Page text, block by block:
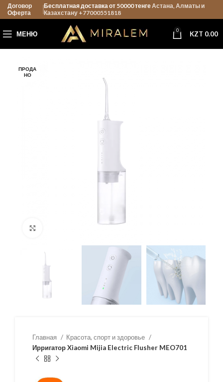
Договор
Оферта
Бесплатная доставка от 50000 тенгеАстана, Алматы и
Казахстану +77000551818
МЕНЮ 0 KZT 0.00
ПРОДА
НО
Главная
Красота, спорт и здоровье
Ирригатор Xiaomi Mijia Electric Flusher MEO701